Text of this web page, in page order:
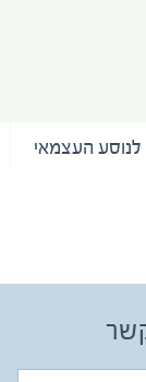
לנוסע העצמאי